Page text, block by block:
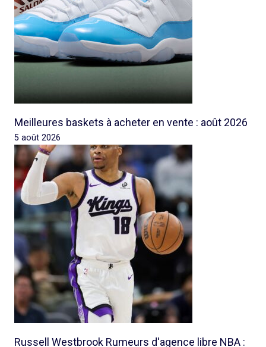
Meilleures baskets à acheter en vente : août 2026
5 août 2026
Russell Westbrook Rumeurs d'agence libre NBA :